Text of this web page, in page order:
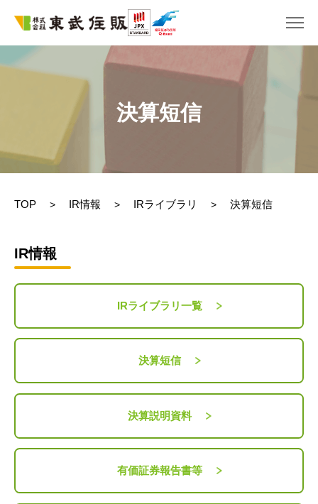
決算短信
TOP > IR情報 > IRライブラリ > 決算短信
IR情報
IRライブラリ一覧
決算短信
決算説明資料
有価証券報告書等